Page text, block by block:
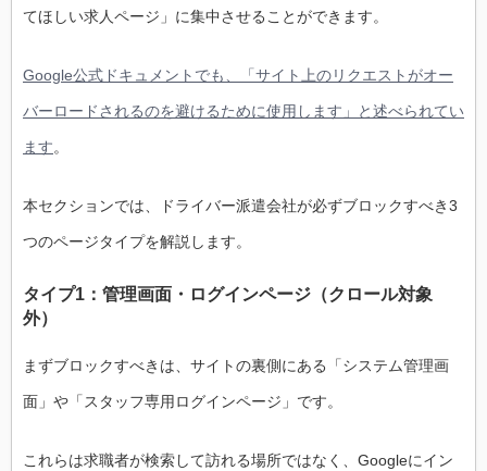
てほしい求人ページ」に集中させることができます。
Google公式ドキュメントでも、「サイト上のリクエストがオー
バーロードされるのを避けるために使用します」と述べられてい
ます。
本セクションでは、ドライバー派遣会社が必ずブロックすべき3
つのページタイプを解説します。
タイプ1：管理画面・ログインページ（クロール対象
外）
まずブロックすべきは、サイトの裏側にある「システム管理画
面」や「スタッフ専用ログインページ」です。
これらは求職者が検索して訪れる場所ではなく、Googleにイン